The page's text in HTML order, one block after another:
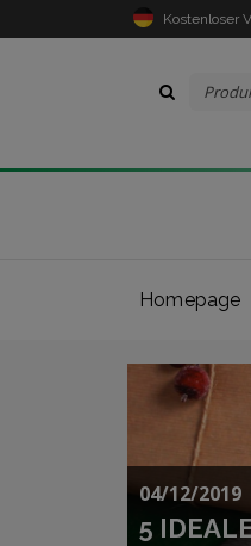
Kostenloser
Homepage
04/12/2019
5